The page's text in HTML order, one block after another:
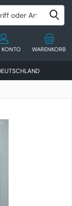
WARENKORB
KONTO